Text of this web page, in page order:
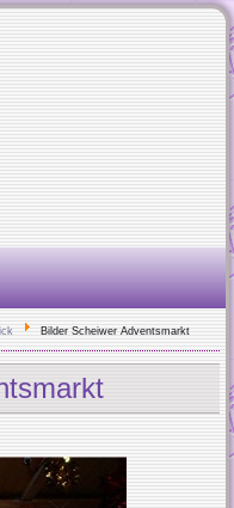
Bilder Scheiwer Adventsmarkt